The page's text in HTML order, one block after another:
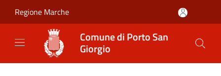
Regione Marche
Comune di Porto San
Giorgio